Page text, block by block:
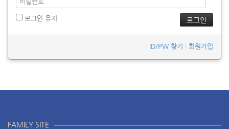
로그인 유지
ID/PW 찾기 회원가입
FAMILY SITE